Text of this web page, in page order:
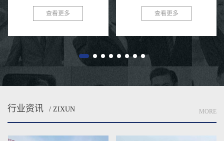
会，环保与可持续发展已成为全球
共识。在污水处理与排放领域，选
查看更多
在各类给水工程中得到了广泛的应
用。这种钢管以其独特的螺旋结
性...
查看更多
行业资讯 / ZIXUN MORE